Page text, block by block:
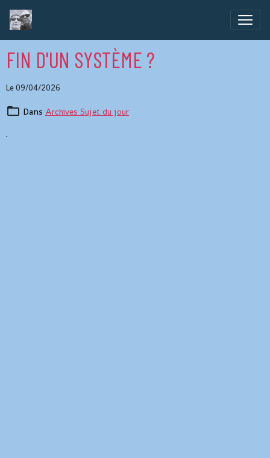
FIN D'UN SYSTÈME ?
Le 09/04/2026
Dans Archives Sujet du jour
.